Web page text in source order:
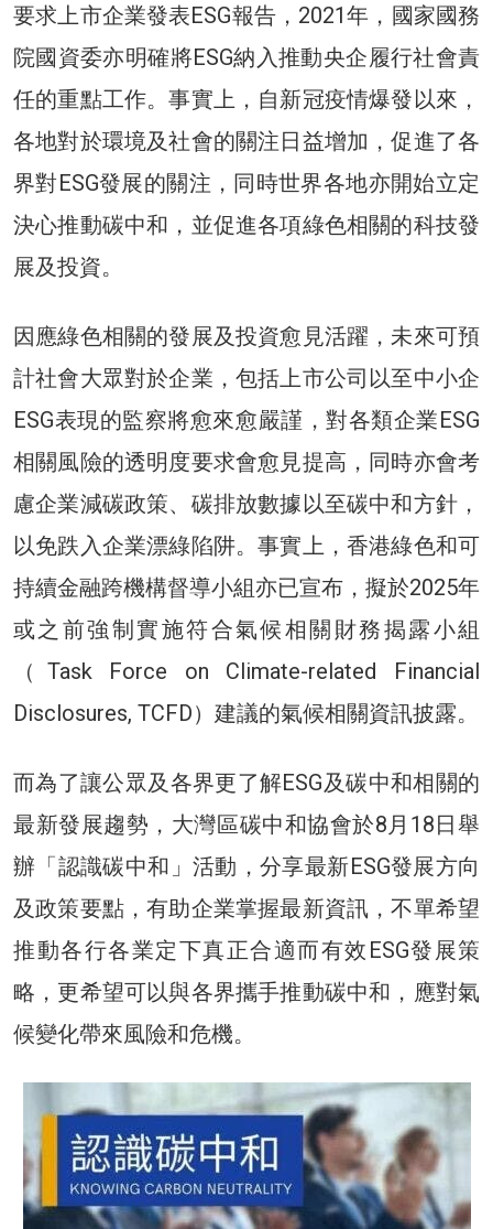
要求上市企業發表ESG報告，2021年，國家國務
院國資委亦明確將ESG納入推動央企履行社會責
任的重點工作。事實上，自新冠疫情爆發以來，
各地對於環境及社會的關注日益增加，促進了各
界對ESG發展的關注，同時世界各地亦開始立定
決心推動碳中和，並促進各項綠色相關的科技發
展及投資。
因應綠色相關的發展及投資愈見活躍，未來可預
計社會大眾對於企業，包括上市公司以至中小企
ESG表現的監察將愈來愈嚴謹，對各類企業ESG
相關風險的透明度要求會愈見提高，同時亦會考
慮企業減碳政策、碳排放數據以至碳中和方針，
以免跌入企業漂綠陷阱。事實上，香港綠色和可
持續金融跨機構督導小組亦已宣布，擬於2025年
或之前強制實施符合氣候相關財務揭露小組
（Task Force on Climate-related Financial
Disclosures, TCFD）建議的氣候相關資訊披露。
而為了讓公眾及各界更了解ESG及碳中和相關的
最新發展趨勢，大灣區碳中和協會於8月18日舉
辦「認識碳中和」活動，分享最新ESG發展方向
及政策要點，有助企業掌握最新資訊，不單希望
推動各行各業定下真正合適而有效ESG發展策
略，更希望可以與各界攜手推動碳中和，應對氣
候變化帶來風險和危機。